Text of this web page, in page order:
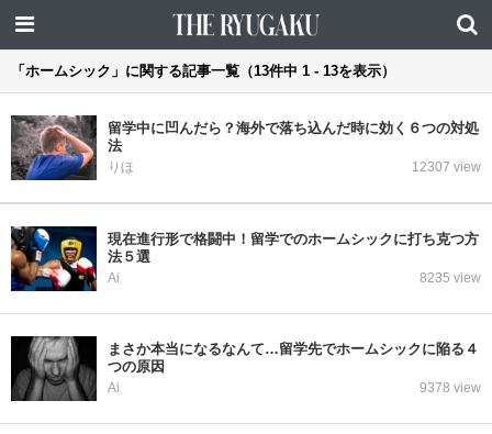
「ホームシック」に関する記事一覧（13件中 1 - 13を表示）
留学中に凹んだら？海外で落ち込んだ時に効く６つの対処
法
りほ 12307 view
現在進行形で格闘中！留学でのホームシックに打ち克つ方
法５選
Ai 8235 view
まさか本当になるなんて…留学先でホームシックに陥る４
つの原因
Ai 9378 view